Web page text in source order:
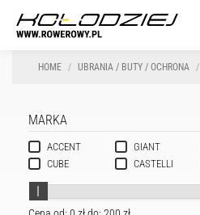
HOME UBRANIA / BUTY / OCHRONA
MARKA
ACCENT
CUBE
GIANT
CASTELLI